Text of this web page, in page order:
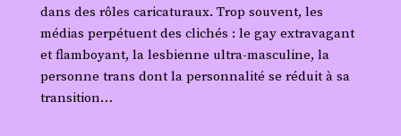
dans des rôles caricaturaux. Trop souvent, les
médias perpétuent des clichés : le gay extravagant
et flamboyant, la lesbienne ultra-masculine, la
personne trans dont la personnalité se réduit à sa
transition…